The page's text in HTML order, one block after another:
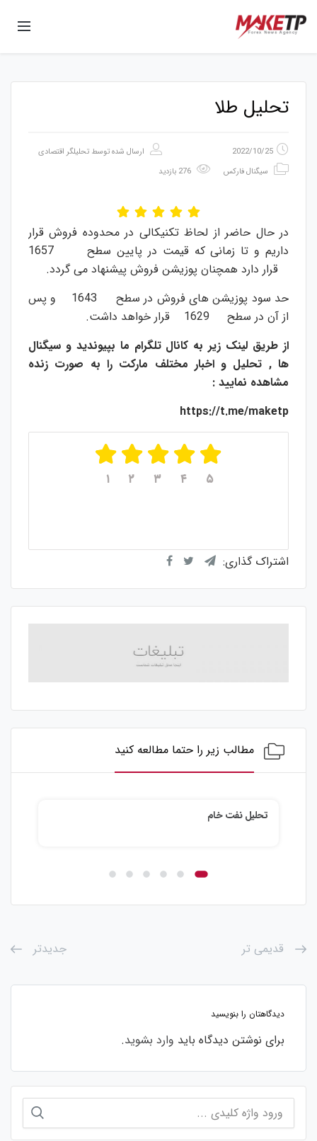
تحلیل طلا
2022/10/25 ارسال شده توسط تحلیلگر اقتصادی
سیگنال فارکس
در حال حاضر از لحاظ تکنیکالی در محدوده فروش قرار
داریم و تا زمانی که قیمت در پایین سطح 1657
قرار دارد همچنان پوزیشن فروش پیشنهاد می گردد.
حد سود پوزیشن های فروش در سطح 1643 و پس
از آن در سطح 1629 قرار خواهد داشت.
از طریق لینک زیر به کانال تلگرام ما بپیوندید و سیگنال
ها , تحلیل و اخبار مختلف مارکت را به صورت زنده
مشاهده نمایید :
https://t.me/maketp
۱ ۲ ۳ ۴ ۵
اشتراک گذاری:
مطالب زیر را حتما مطالعه کنید
تحلیل نفت خام
قدیمی تر جدیدتر
دیدگاهتان را بنویسید
برای نوشتن دیدگاه باید وارد بشوید.
برای: